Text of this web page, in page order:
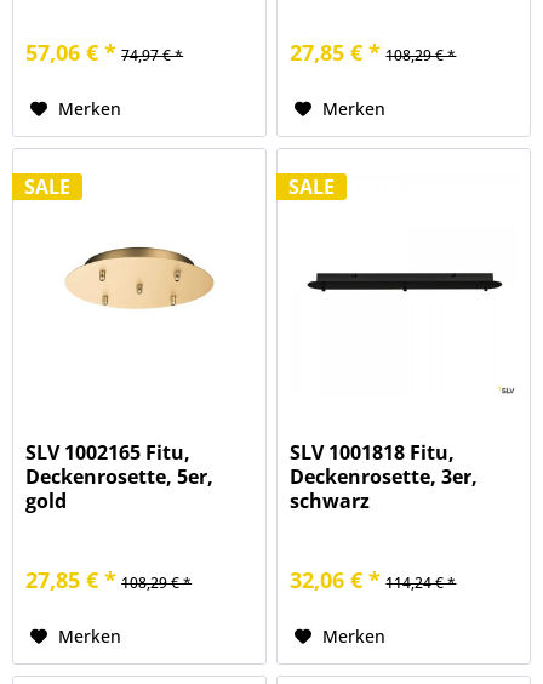
57,06 € * 74,97 € *
Merken
27,85 € * 108,29 € *
Merken
SALE
SLV 1002165 Fitu,
Deckenrosette, 5er,
gold
27,85 € * 108,29 € *
Merken
SALE
SLV 1001818 Fitu,
Deckenrosette, 3er,
schwarz
32,06 € * 114,24 € *
Merken